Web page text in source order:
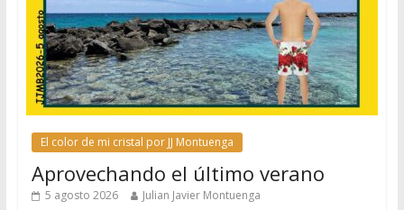
El color de mi cristal por JJ Montuenga
Aprovechando el último verano
5 agosto 2026 Julian Javier Montuenga